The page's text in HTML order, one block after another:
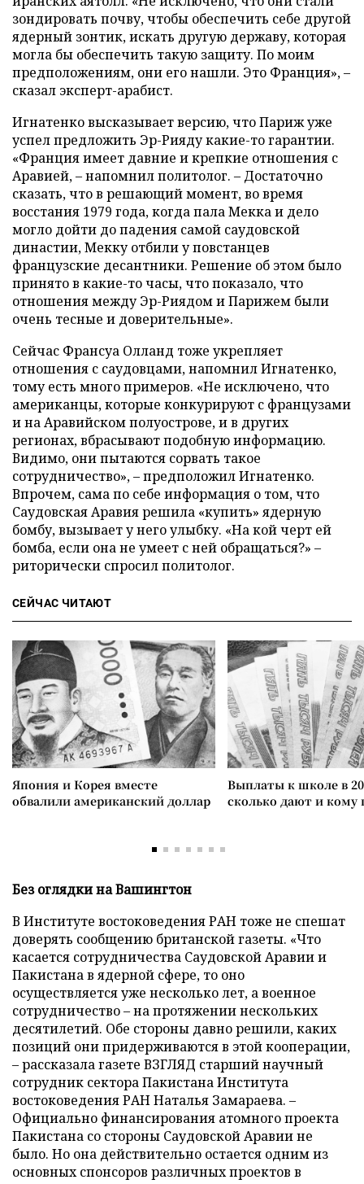
зондировать почву, чтобы обеспечить себе другой
ядерный зонтик, искать другую державу, которая
могла бы обеспечить такую защиту. По моим
предположениям, они его нашли. Это Франция», –
сказал эксперт-арабист.
Игнатенко высказывает версию, что Париж уже
успел предложить Эр-Рияду какие-то гарантии.
«Франция имеет давние и крепкие отношения с
Аравией, – напомнил политолог. – Достаточно
сказать, что в решающий момент, во время
восстания 1979 года, когда пала Мекка и дело
могло дойти до падения самой саудовской
династии, Мекку отбили у повстанцев
французские десантники. Решение об этом было
принято в какие-то часы, что показало, что
отношения между Эр-Риядом и Парижем были
очень тесные и доверительные».
Сейчас Франсуа Олланд тоже укрепляет
отношения с саудовцами, напомнил Игнатенко,
тому есть много примеров. «Не исключено, что
американцы, которые конкурируют с французами
и на Аравийском полуострове, и в других
регионах, вбрасывают подобную информацию.
Видимо, они пытаются сорвать такое
сотрудничество», – предположил Игнатенко.
Впрочем, сама по себе информация о том, что
Саудовская Аравия решила «купить» ядерную
бомбу, вызывает у него улыбку. «На кой черт ей
бомба, если она не умеет с ней обращаться?» –
риторически спросил политолог.
СЕЙЧАС ЧИТАЮТ
Япония и Корея вместе
обвалили американский доллар
Выплаты к школе в
сколько дают и
Без оглядки на Вашингтон
В Институте востоковедения РАН тоже не спешат
доверять сообщению британской газеты. «Что
касается сотрудничества Саудовской Аравии и
Пакистана в ядерной сфере, то оно
осуществляется уже несколько лет, а военное
сотрудничество – на протяжении нескольких
десятилетий. Обе стороны давно решили, каких
позиций они придерживаются в этой кооперации,
– рассказала газете ВЗГЛЯД старший научный
сотрудник сектора Пакистана Института
востоковедения РАН Наталья Замараева. –
Официально финансирования атомного проекта
Пакистана со стороны Саудовской Аравии не
было. Но она действительно остается одним из
основных спонсоров различных проектов в